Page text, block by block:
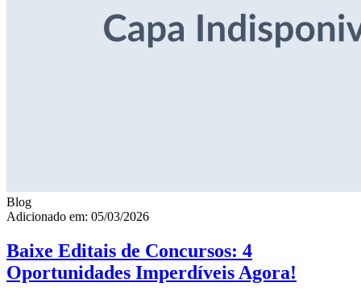
Blog
Adicionado em: 05/03/2026
Baixe Editais de Concursos: 4
Oportunidades Imperdíveis Agora!